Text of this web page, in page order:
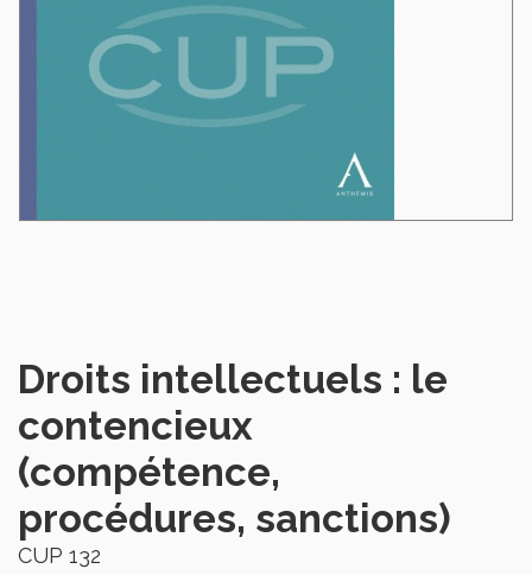
Droits intellectuels : le
contencieux
(compétence,
procédures, sanctions)
CUP 132